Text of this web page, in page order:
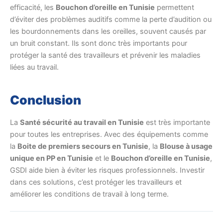
efficacité, les Bouchon d’oreille en Tunisie permettent
d’éviter des problèmes auditifs comme la perte d’audition ou
les bourdonnements dans les oreilles, souvent causés par
un bruit constant. Ils sont donc très importants pour
protéger la santé des travailleurs et prévenir les maladies
liées au travail.
Conclusion
La Santé sécurité au travail en Tunisie est très importante
pour toutes les entreprises. Avec des équipements comme
la Boite de premiers secours en Tunisie, la Blouse à usage
unique en PP en Tunisie et le Bouchon d’oreille en Tunisie,
GSDI aide bien à éviter les risques professionnels. Investir
dans ces solutions, c’est protéger les travailleurs et
améliorer les conditions de travail à long terme.